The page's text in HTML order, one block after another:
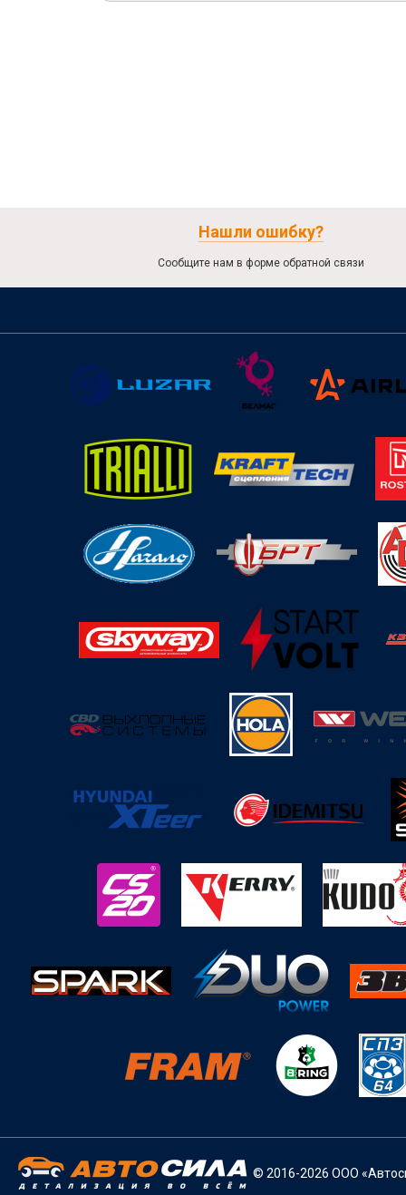
Нашли ошибку?
Сообщите нам в форме обратной связи
© 2016-2026 ООО